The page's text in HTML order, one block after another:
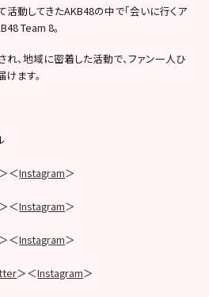
活動してきたAKB48の中で「会いに行くア
Team 8。
、地域に密着した活動で、ファン一人ひ
ます。
＞＜Instagram＞
＞＜Instagram＞
＞＜Instagram＞
＞＜Instagram＞